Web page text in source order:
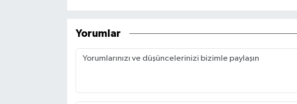
Yorumlar